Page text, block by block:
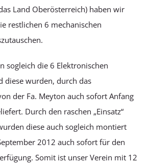
Land Oberösterreich) haben wir
restlichen 6 mechanischen
sogleich die 6 Elektronischen
diese wurden, durch das
der Fa. Meyton auch sofort Anfang
Durch den raschen „Einsatz“
diese auch sogleich montiert
2012 auch sofort für den
Somit ist unser Verein mit 12